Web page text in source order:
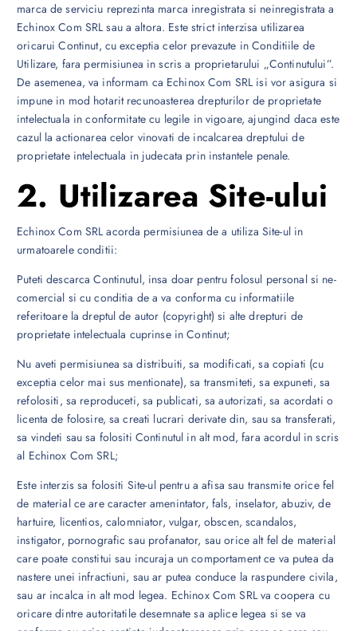
marca de serviciu reprezinta marca inregistrata si neinregistrata a
Echinox Com SRL sau a altora. Este strict interzisa utilizarea
oricarui Continut, cu exceptia celor prevazute in Conditiile de
Utilizare, fara permisiunea in scris a proprietarului „Continutului”.
De asemenea, va informam ca Echinox Com SRL isi vor asigura si
impune in mod hotarit recunoasterea drepturilor de proprietate
intelectuala in conformitate cu legile in vigoare, ajungind daca este
cazul la actionarea celor vinovati de incalcarea dreptului de
proprietate intelectuala in judecata prin instantele penale.
2. Utilizarea Site-ului
Echinox Com SRL acorda permisiunea de a utiliza Site-ul in
urmatoarele conditii:
Puteti descarca Continutul, insa doar pentru folosul personal si ne-
comercial si cu conditia de a va conforma cu informatiile
referitoare la dreptul de autor (copyright) si alte drepturi de
proprietate intelectuala cuprinse in Continut;
Nu aveti permisiunea sa distribuiti, sa modificati, sa copiati (cu
exceptia celor mai sus mentionate), sa transmiteti, sa expuneti, sa
refolositi, sa reproduceti, sa publicati, sa autorizati, sa acordati o
licenta de folosire, sa creati lucrari derivate din, sau sa transferati,
sa vindeti sau sa folositi Continutul in alt mod, fara acordul in scris
al Echinox Com SRL;
Este interzis sa folositi Site-ul pentru a afisa sau transmite orice fel
de material ce are caracter amenintator, fals, inselator, abuziv, de
hartuire, licentios, calomniator, vulgar, obscen, scandalos,
instigator, pornografic sau profanator, sau orice alt fel de material
care poate constitui sau incuraja un comportament ce va putea da
nastere unei infractiuni, sau ar putea conduce la raspundere civila,
sau ar incalca in alt mod legea. Echinox Com SRL va coopera cu
oricare dintre autoritatile desemnate sa aplice legea si se va